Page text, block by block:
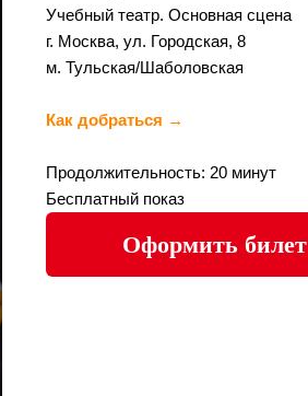
Учебный театр. Основная сцена
г. Москва, ул. Городская, 8
м. Тульская/Шаболовская
Как добраться →
Продолжительность: 20 минут
Бесплатный показ
Оформить билет